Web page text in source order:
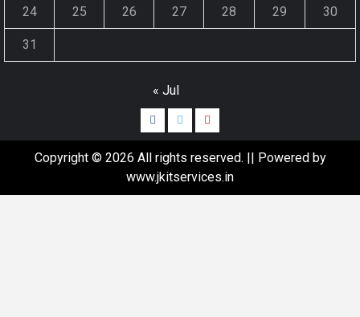
24 25 26 27 28 29 30
31
« Jul
Copyright © 2026 All rights reserved. || Powered by
www.jkitservices.in